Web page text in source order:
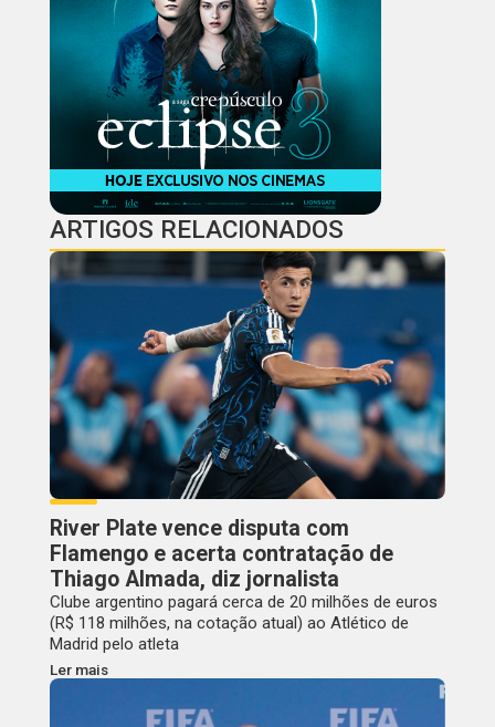
ARTIGOS RELACIONADOS
River Plate vence disputa com
Flamengo e acerta contratação de
Thiago Almada, diz jornalista
Clube argentino pagará cerca de 20 milhões de euros
(R$ 118 milhões, na cotação atual) ao Atlético de
Madrid pelo atleta
Ler mais